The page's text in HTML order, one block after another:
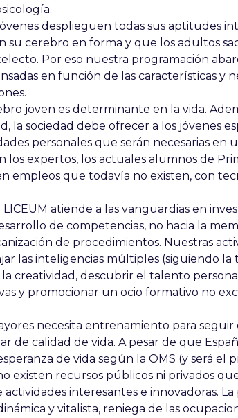
desplieguen todas sus aptitudes
su cerebro en forma y que los adultos
Por eso nuestra programación
en función de las características y
joven es determinante en la vida.
la sociedad debe ofrecer a los jóvenes
personales que serán necesarias en
los expertos, los actuales alumnos de
empleos que todavía no existen, con
atiende a las vanguardias en
de competencias, no hacia la
de procedimientos. Nuestras
las inteligencias múltiples (siguiendo la
creatividad, descubrir el talento
y promocionar un ocio formativo no
necesita entrenamiento para
de calidad de vida. A pesar de que
de vida según la OMS (y será el
existen recursos públicos ni privados
actividades interesantes e innovadoras.
y vitalista, reniega de las